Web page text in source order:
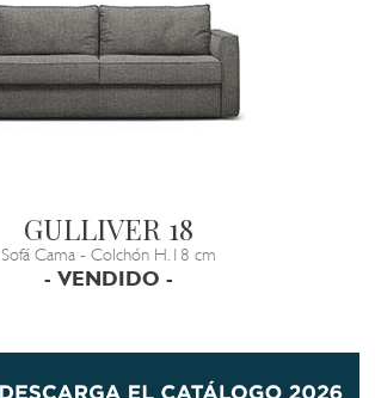
GULLIVER 18
Sofá Cama - Colchón H.18 cm
- VENDIDO -